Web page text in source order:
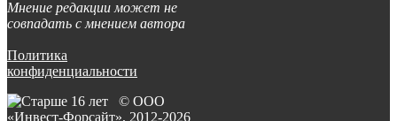
Мнение редакции может не
совпадать с мнением автора
Политика
конфиденциальности
© ООО
«Инвест-Форсайт», 2012-2026